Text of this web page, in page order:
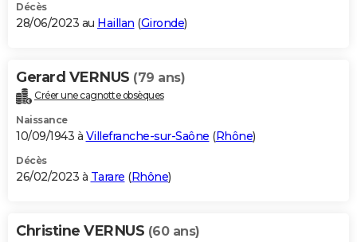
Décès
28/06/2023 au Haillan (Gironde)
Gerard VERNUS (79 ans)
Créer une cagnotte obsèques
Naissance
10/09/1943 à Villefranche-sur-Saône (Rhône)
Décès
26/02/2023 à Tarare (Rhône)
Christine VERNUS (60 ans)